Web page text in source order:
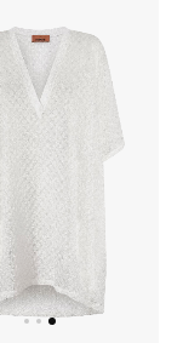
تعكس توتيمي فن
مصممة لتدوم
تسوقوا توتيمي